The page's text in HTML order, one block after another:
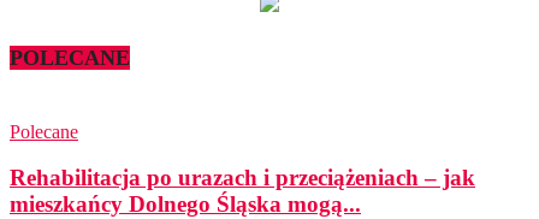
POLECANE
Polecane
Rehabilitacja po urazach i przeciążeniach – jak
mieszkańcy Dolnego Śląska mogą...